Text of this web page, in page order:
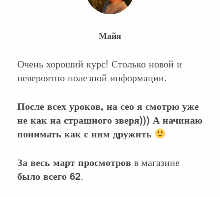
Майя
Очень хороший курс! Столько новой и
невероятно полезной информации.
После всех уроков, на сео я смотрю уже
не как на страшного зверя))) А начинаю
понимать как с ним дружить
За весь март просмотров в магазине
было всего 62.